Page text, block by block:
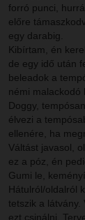
forró punci,
előre
egy darabig.
Kibírtam, én
de egy idő után
beleadok a
némi malackodó
Doggy,
élvezi a
ellenére, ha
Váltást javasol,
ez a póz, én
Gumi le,
Hátulról/oldalról
tetszik a
ezt csinálni.